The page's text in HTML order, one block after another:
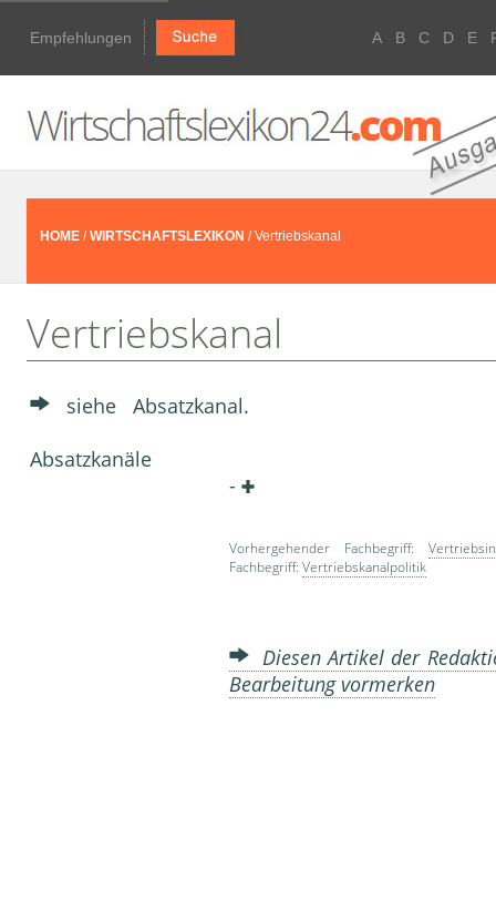
Empfehlungen A B C D E
HOME /WIRTSCHAFTSLEXIKON / Vertriebskanal
Vertriebskanal
siehe Absatzkanal.
Absatzkanäle
-
Vorhergehender Fachbegriff:
Fachbegriff: Vertriebskanalpolitik
Diesen Artikel der
Bearbeitung vormerken